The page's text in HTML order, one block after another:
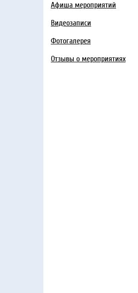
Афиша мероприятий
Видеозаписи
Фотогалерея
Отзывы о мероприятиях